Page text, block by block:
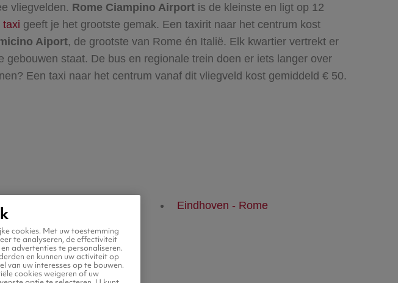
vliegvelden. Rome Ciampino Airport is de kleinste en ligt op 12
taxi geeft je het grootste gemak. Een taxirit naar het centrum kost
Aiport, de grootste van Rome én Italië. Elk kwartier vertrekt er
staat. De bus en regionale trein doen er iets langer over
Een taxi naar het centrum vanaf dit vliegveld kost gemiddeld € 50.
- Eindhoven Eindhoven - Rome
cookies. Met uw toestemming
te analyseren, de effectiviteit
advertenties te personaliseren.
en kunnen uw activiteit op
van uw interesses op te bouwen.
cookies weigeren of uw